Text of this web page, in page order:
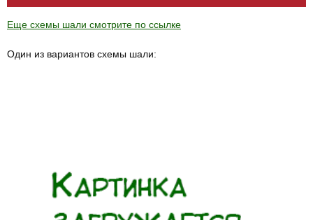
Еще схемы шали смотрите по ссылке
Один из вариантов схемы шали: